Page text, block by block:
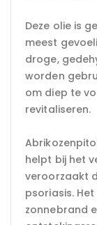
Deze olie is
meest
droge,
worden
om diep te
revitaliseren.
helpt bij het
veroorzaakt
psoriasis.
zonnebrand